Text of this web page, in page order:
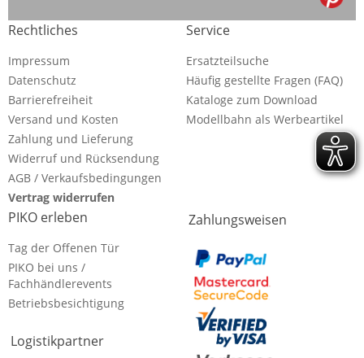
Rechtliches
Impressum
Datenschutz
Barrierefreiheit
Versand und Kosten
Zahlung und Lieferung
Widerruf und Rücksendung
AGB / Verkaufsbedingungen
Vertrag widerrufen
Service
Ersatzteilsuche
Häufig gestellte Fragen (FAQ)
Kataloge zum Download
Modellbahn als Werbeartikel
PIKO erleben
Tag der Offenen Tür
PIKO bei uns /
Fachhändlerevents
Betriebsbesichtigung
Logistikpartner
Zahlungsweisen